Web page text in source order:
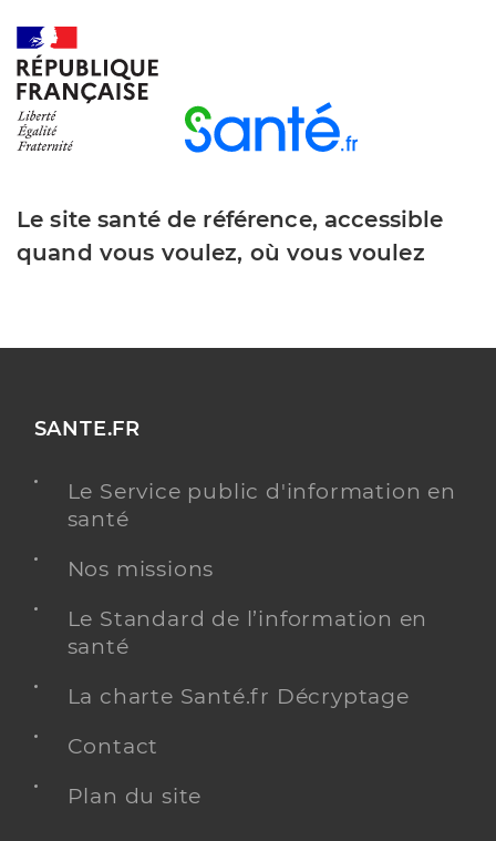
Adresse
3 Rue Moulin de Flottes, 81640 Monestiés
Téléphone
0563801095
Le site santé de référence, accessible
quand vous voulez, où vous voulez
SANTE.FR
Le Service public d'information en
santé
Nos missions
Le Standard de l’information en
santé
La charte Santé.fr Décryptage
Contact
Plan du site